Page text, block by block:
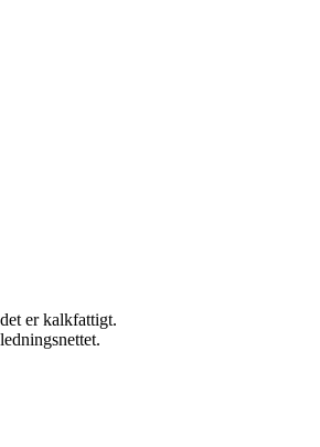
er kalkfattigt.